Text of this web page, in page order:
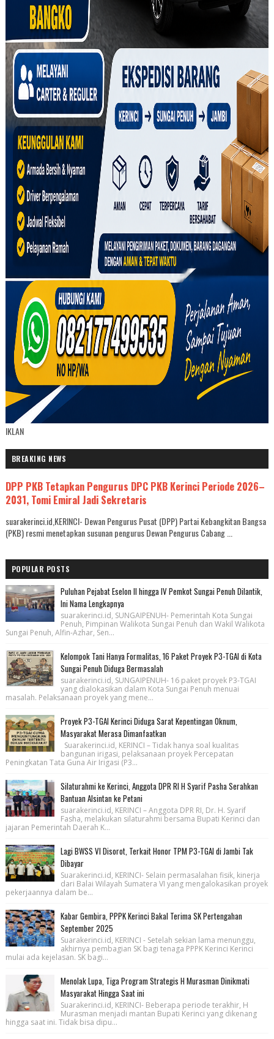
IKLAN
BREAKING NEWS
DPP PKB Tetapkan Pengurus DPC PKB Kerinci Periode 2026–
2031, Tomi Emiral Jadi Sekretaris
suarakerinci.id,KERINCI- Dewan Pengurus Pusat (DPP) Partai Kebangkitan Bangsa
(PKB) resmi menetapkan susunan pengurus Dewan Pengurus Cabang ...
POPULAR POSTS
Puluhan Pejabat Eselon II hingga IV Pemkot Sungai Penuh Dilantik,
Ini Nama Lengkapnya
suarakerinci.id, SUNGAIPENUH- Pemerintah Kota Sungai
Penuh, Pimpinan Walikota Sungai Penuh dan Wakil Walikota
Sungai Penuh, Alfin-Azhar, Sen...
Kelompok Tani Hanya Formalitas, 16 Paket Proyek P3-TGAI di Kota
Sungai Penuh Diduga Bermasalah
suarakerinci.id, SUNGAIPENUH- 16 paket proyek P3-TGAI
yang dialokasikan dalam Kota Sungai Penuh menuai
masalah. Pelaksanaan proyek yang mene...
Proyek P3-TGAI Kerinci Diduga Sarat Kepentingan Oknum,
Masyarakat Merasa Dimanfaatkan
Suarakerinci.id, KERINCI – Tidak hanya soal kualitas
bangunan irigasi, pelaksanaan proyek Percepatan
Peningkatan Tata Guna Air Irigasi (P3...
Silaturahmi ke Kerinci, Anggota DPR RI H Syarif Pasha Serahkan
Bantuan Alsintan ke Petani
suarakerinci.id, KERINCI – Anggota DPR RI, Dr. H. Syarif
Fasha, melakukan silaturahmi bersama Bupati Kerinci dan
jajaran Pemerintah Daerah K...
Lagi BWSS VI Disorot, Terkait Honor TPM P3-TGAI di Jambi Tak
Dibayar
Suarakerinci.id, KERINCI- Selain permasalahan fisik, kinerja
dari Balai Wilayah Sumatera VI yang mengalokasikan proyek
pekerjaannya dalam be...
Kabar Gembira, PPPK Kerinci Bakal Terima SK Pertengahan
September 2025
Suarakerinci.id, KERINCI - Setelah sekian lama menunggu,
akhirnya pembagian SK bagi tenaga PPPK Kerinci Kerinci
mulai ada kejelasan. SK bagi...
Menolak Lupa, Tiga Program Strategis H Murasman Dinikmati
Masyarakat Hingga Saat ini
Suarakerinci.id, KERINCI- Beberapa periode terakhir, H
Murasman menjadi mantan Bupati Kerinci yang dikenang
hingga saat ini. Tidak bisa dipu...